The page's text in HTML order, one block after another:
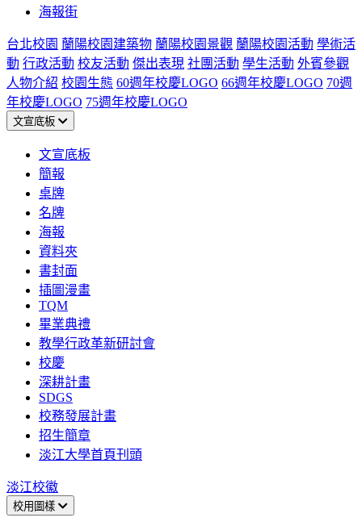
海報街
台北校園 蘭陽校園建築物 蘭陽校園景觀 蘭陽校園活動 學術活
動 行政活動 校友活動 傑出表現 社團活動 學生活動 外賓參觀
人物介紹 校園生態 60週年校慶LOGO 66週年校慶LOGO 70週
年校慶LOGO 75週年校慶LOGO
文宣底板
文宣底板
簡報
桌牌
名牌
海報
資料夾
書封面
插圖漫畫
TQM
畢業典禮
教學行政革新研討會
校慶
深耕計畫
SDGS
校務發展計畫
招生簡章
淡江大學首頁刊頭
淡江校徽
校用圖樣